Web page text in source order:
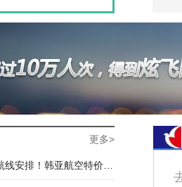
更多>
航空特价商务舱预订火热抢购中